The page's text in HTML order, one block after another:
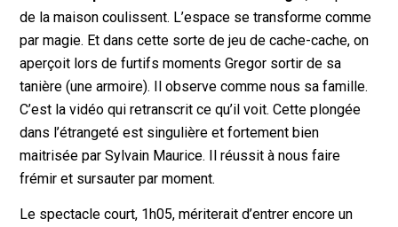
de la maison coulissent. L’espace se transforme comme
par magie. Et dans cette sorte de jeu de cache-cache, on
aperçoit lors de furtifs moments Gregor sortir de sa
tanière (une armoire). Il observe comme nous sa famille.
C’est la vidéo qui retranscrit ce qu’il voit. Cette plongée
dans l’étrangeté est singulière et fortement bien
maitrisée par Sylvain Maurice. Il réussit à nous faire
frémir et sursauter par moment.
Le spectacle court, 1h05, mériterait d’entrer encore un